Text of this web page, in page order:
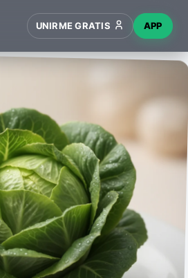
RECETAS
HUB
WIKI
NUEVO
UNIRME GRATIS APP